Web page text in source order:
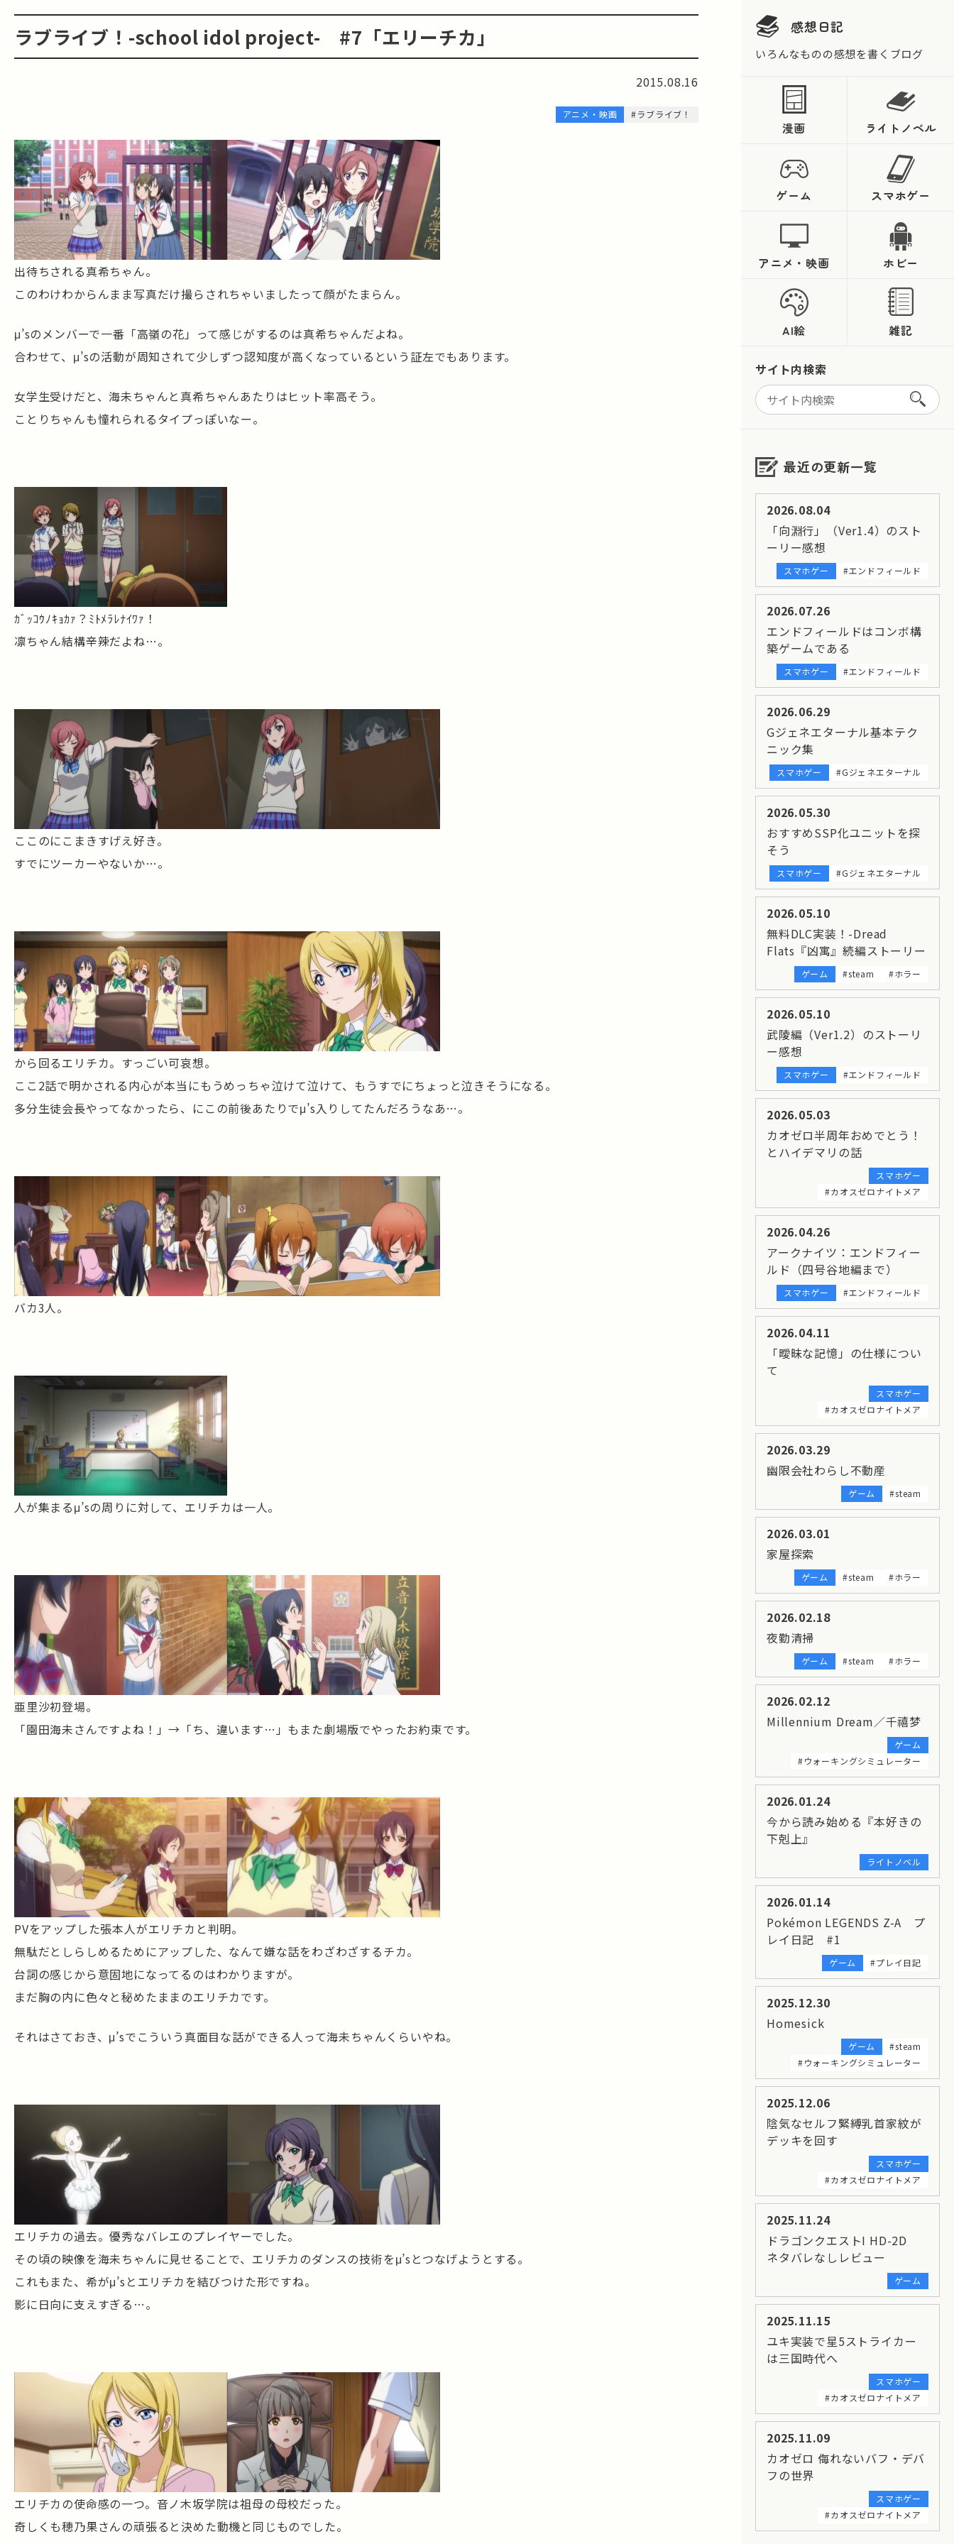
感想日記
いろんなものの感想を書くブログ
漫画 ライトノベル
ゲーム スマホゲー
アニメ・映画 ホビー
AI絵 雑記
サイト内検索
最近の更新一覧
2026.08.04
「向淵行」（Ver1.4）のスト
ーリー感想
スマホゲー #エンドフィールド
2026.07.26
エンドフィールドはコンボ構
築ゲームである
スマホゲー #エンドフィールド
2026.06.29
Gジェネエターナル基本テク
ニック集
スマホゲー #Gジェネエターナル
2026.05.30
おすすめSSP化ユニットを探
そう
スマホゲー #Gジェネエターナル
2026.05.10
無料DLC実装！-Dread
Flats『凶寓』続編ストーリー
ゲーム #steam #ホラー
2026.05.10
武陵編（Ver1.2）のストーリ
ー感想
スマホゲー #エンドフィールド
2026.05.03
カオゼロ半周年おめでとう！
とハイデマリの話
スマホゲー
#カオスゼロナイトメア
2026.04.26
アークナイツ：エンドフィー
ルド（四号谷地編まで）
スマホゲー #エンドフィールド
2026.04.11
「曖昧な記憶」の仕様につい
て
スマホゲー
#カオスゼロナイトメア
2026.03.29
幽限会社わらし不動産
ゲーム #steam
2026.03.01
家屋探索
ゲーム #steam #ホラー
2026.02.18
夜勤清掃
ゲーム #steam #ホラー
2026.02.12
Millennium Dream／千禧梦
ゲーム
#ウォーキングシミュレーター
2026.01.24
今から読み始める『本好きの
下剋上』
ライトノベル
2026.01.14
Pokémon LEGENDS Z-A プ
レイ日記 #1
ゲーム #プレイ日記
2025.12.30
Homesick
ゲーム
#steam
#ウォーキングシミュレーター
2025.12.06
陰気なセルフ緊縛乳首家紋が
デッキを回す
スマホゲー
#カオスゼロナイトメア
2025.11.24
ドラゴンクエストI HD-2D
ネタバレなしレビュー
ゲーム
2025.11.15
ユキ実装で星5ストライカー
は三国時代へ
スマホゲー
#カオスゼロナイトメア
2025.11.09
カオゼロ 侮れないバフ・デバ
フの世界
スマホゲー
#カオスゼロナイトメア
ラブライブ！-school idol project- #7「エリーチカ」
2015.08.16
アニメ・映画 #ラブライブ！
出待ちされる真希ちゃん。
このわけわからんまま写真だけ撮らされちゃいましたって顔がたまらん。
μ’sのメンバーで一番「高嶺の花」って感じがするのは真希ちゃんだよね。
合わせて、μ’sの活動が周知されて少しずつ認知度が高くなっているという証左でもあります。
女学生受けだと、海未ちゃんと真希ちゃんあたりはヒット率高そう。
ことりちゃんも憧れられるタイプっぽいなー。
ｶﾞｯｺｳﾉｷｮｶｧ？ﾐﾄﾒﾗﾚﾅｲﾜｧ！
凛ちゃん結構辛辣だよね…。
ここのにこまきすげえ好き。
すでにツーカーやないか…。
から回るエリチカ。すっごい可哀想。
ここ2話で明かされる内心が本当にもうめっちゃ泣けて泣けて、もうすでにちょっと泣きそうになる。
多分生徒会長やってなかったら、にこの前後あたりでμ’s入りしてたんだろうなあ…。
バカ3人。
人が集まるμ’sの周りに対して、エリチカは一人。
亜里沙初登場。
「園田海未さんですよね！」→「ち、違います…」もまた劇場版でやったお約束です。
PVをアップした張本人がエリチカと判明。
無駄だとしらしめるためにアップした、なんて嫌な話をわざわざするチカ。
台詞の感じから意固地になってるのはわかりますが。
まだ胸の内に色々と秘めたままのエリチカです。
それはさておき、μ’sでこういう真面目な話ができる人って海未ちゃんくらいやね。
エリチカの過去。優秀なバレエのプレイヤーでした。
その頃の映像を海未ちゃんに見せることで、エリチカのダンスの技術をμ’sとつなげようとする。
これもまた、希がμ’sとエリチカを結びつけた形ですね。
影に日向に支えすぎる…。
エリチカの使命感の一つ。音ノ木坂学院は祖母の母校だった。
奇しくも穂乃果さんの頑張ると決めた動機と同じものでした。